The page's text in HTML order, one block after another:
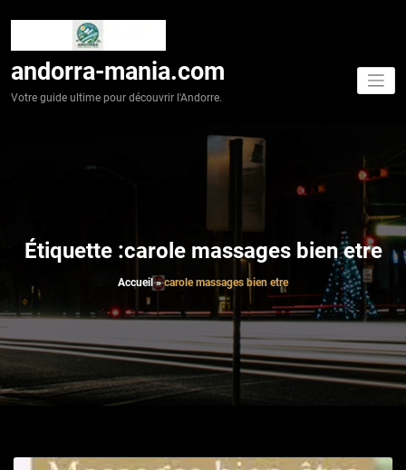
andorra-mania.com
Votre guide ultime pour découvrir l'Andorre.
Étiquette :carole massages bien etre
Accueil »carole massages bien etre